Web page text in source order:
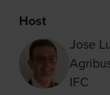
Host
Jose
IFC